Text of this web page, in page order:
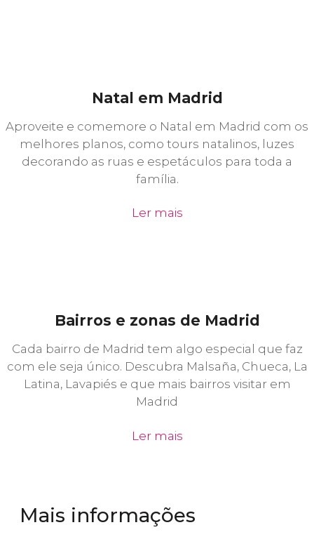
Natal em Madrid
Aproveite e comemore o Natal em Madrid com os
melhores planos, como tours natalinos, luzes
decorando as ruas e espetáculos para toda a
família.
Ler mais
Bairros e zonas de Madrid
Cada bairro de Madrid tem algo especial que faz
com ele seja único. Descubra Malsaña, Chueca, La
Latina, Lavapiés e que mais bairros visitar em
Madrid
Ler mais
Mais informações